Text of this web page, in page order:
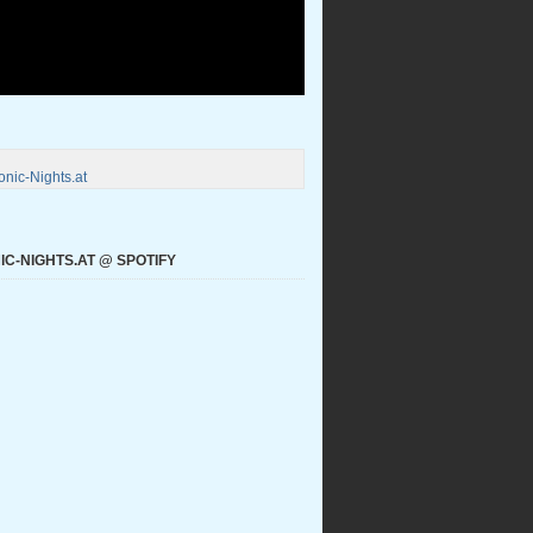
Nights.at
NIGHTS.AT @ SPOTIFY